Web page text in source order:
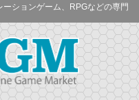
ションゲーム、RPGなどの専門